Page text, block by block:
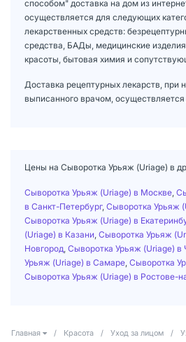
способом" доставка на дом из
осуществляется для следующих
лекарственных средств:
средства, БАДы, медицинские
красоты, бытовая химия и
Доставка рецептурных лекарств, при
выписанного врачом,
Цены на Сыворотка Урьяж (Uriage) в
Сыворотка Урьяж (Uriage) в Москве
в Санкт-Петербург, Сыворотка Урьяж
Сыворотка Урьяж (Uriage) в
(Uriage) в Казани Сыворотка Урьяж
Новгород Сыворотка Урьяж (Uriage) в
Урьяж (Uriage) в Самаре Сыворотка
Сыворотка Урьяж (Uriage) в Ростове-
Главная / Красота / Уход за лицом /